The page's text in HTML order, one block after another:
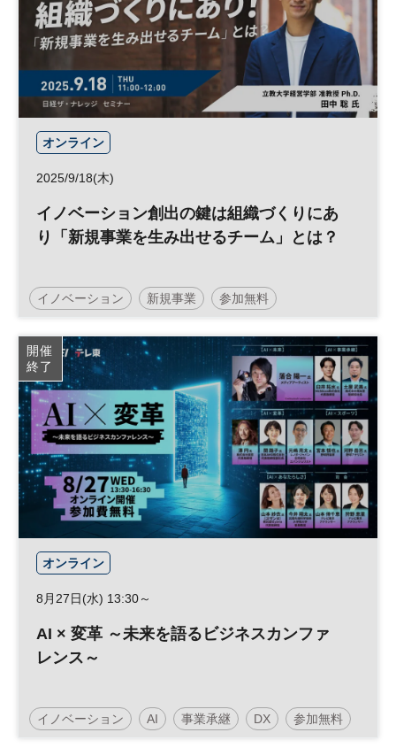
オンライン
2025/9/18(木)
イノベーション創出の鍵は組織づくりにあ
り「新規事業を生み出せるチーム」とは？
イノベーション 新規事業 参加無料
開催
終了
オンライン
8月27日(水) 13:30～
AI × 変革 ～未来を語るビジネスカンファ
レンス～
イノベーション AI 事業承継 DX 参加無料